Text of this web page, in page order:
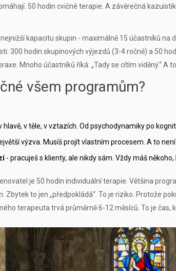
50 hodin cvičné terapie. A závěrečná
kapacitu skupin - maximálně 15 účastníků na
300 hodin skupinových výjezdů (3-4 ročně) a 50
Mnoho účastníků říká: „Tady se cítím viděný.“ A
všem programům?
hlavě, v těle, v vztazích. Od psychodynamiky po
výzva. Musíš projít vlastním procesem. A to
- pracuješ s klienty, ale nikdy sám. Vždy máš někoho,
je 50 hodin individuální terapie. Většina
Zbytek to jen „předpokládá“. To je riziko. Protože
terapeuta trvá průměrně 6-12 měsíců. To je čas,